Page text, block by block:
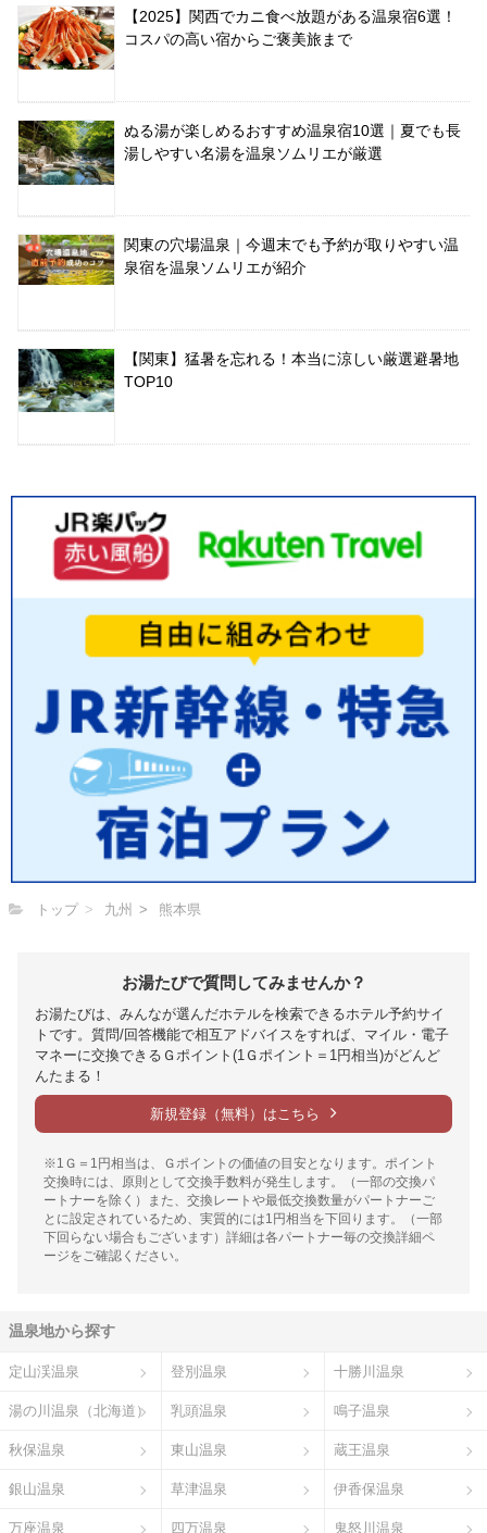
【2025】関西でカニ食べ放題がある温泉宿6選！
コスパの高い宿からご褒美旅まで
ぬる湯が楽しめるおすすめ温泉宿10選｜夏でも長
湯しやすい名湯を温泉ソムリエが厳選
関東の穴場温泉｜今週末でも予約が取りやすい温
泉宿を温泉ソムリエが紹介
【関東】猛暑を忘れる！本当に涼しい厳選避暑地
TOP10
トップ 九州 熊本県
お湯たびで質問してみませんか？
お湯たびは、みんなが選んだホテルを検索できるホテル予約サイ
トです。質問/回答機能で相互アドバイスをすれば、マイル・電子
マネーに交換できるＧポイント(1Ｇポイント＝1円相当)がどんど
んたまる！
新規登録（無料）はこちら
※1Ｇ＝1円相当は、Ｇポイントの価値の目安となります。ポイント
交換時には、原則として交換手数料が発生します。（一部の交換パ
ートナーを除く）また、交換レートや最低交換数量がパートナーご
とに設定されているため、実質的には1円相当を下回ります。（一部
下回らない場合もございます）詳細は各パートナー毎の交換詳細ペ
ージをご確認ください。
温泉地から探す
定山渓温泉 登別温泉 十勝川温泉
湯の川温泉（北海道） 乳頭温泉 鳴子温泉
秋保温泉 東山温泉 蔵王温泉
銀山温泉 草津温泉 伊香保温泉
万座温泉 四万温泉 鬼怒川温泉